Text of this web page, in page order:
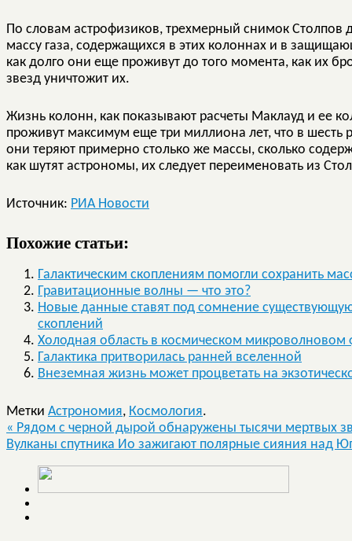
По словам астрофизиков, трехмерный снимок
массу газа, содержащихся в этих колоннах и в
как долго они еще проживут до того момента, как их
звезд уничтожит их.
Жизнь колонн, как показывают расчеты Маклауд и ее
проживут максимум еще три миллиона лет, что в
они теряют примерно столько же массы, сколько
как шутят астрономы, их следует переименовать из
Источник: РИА Новости
Похожие статьи:
Галактическим скоплениям помогли сохранить
Гравитационные волны — что это?
Новые данные ставят под сомнение
скоплений
Холодная область в космическом микроволновом
Галактика притворилась ранней вселенной
Внеземная жизнь может процветать на
Метки Астрономия, Космология.
« Рядом с черной дырой обнаружены тысячи мертвых
Вулканы спутника Ио зажигают полярные сияния над